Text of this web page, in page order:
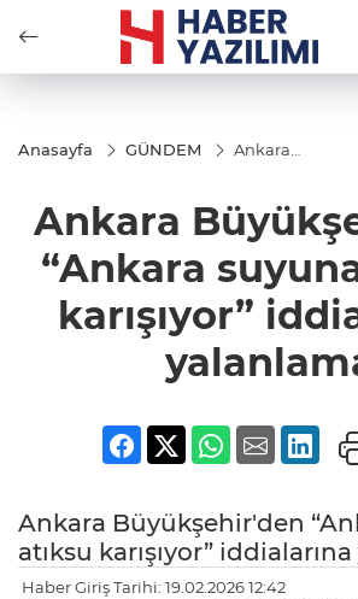
Anasayfa GÜNDEM
Ankara
atıksu karışıyor”
iddialarına
yalanlama
Ankara
“Ankara
karışıyor”
Ankara Büyükşehir'den
atıksu karışıyor”
Haber Giriş Tarihi: 19.02.2026 12:42